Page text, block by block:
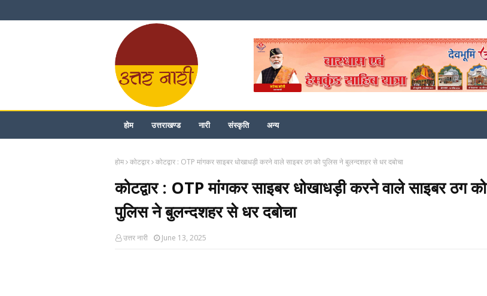
होम उत्तराखण्ड नारी संस्कृति अन्य
होम कोटद्वार कोटद्वार : OTP मांगकर साइबर धोखाधड़ी करने वाले साइबर ठग को पुलिस ने बुलन्दशहर से धर दबोचा
कोटद्वार : OTP मांगकर साइबर धोखाधड़ी करने वाले साइबर ठग को
पुलिस ने बुलन्दशहर से धर दबोचा
उत्तर नारी June 13, 2025